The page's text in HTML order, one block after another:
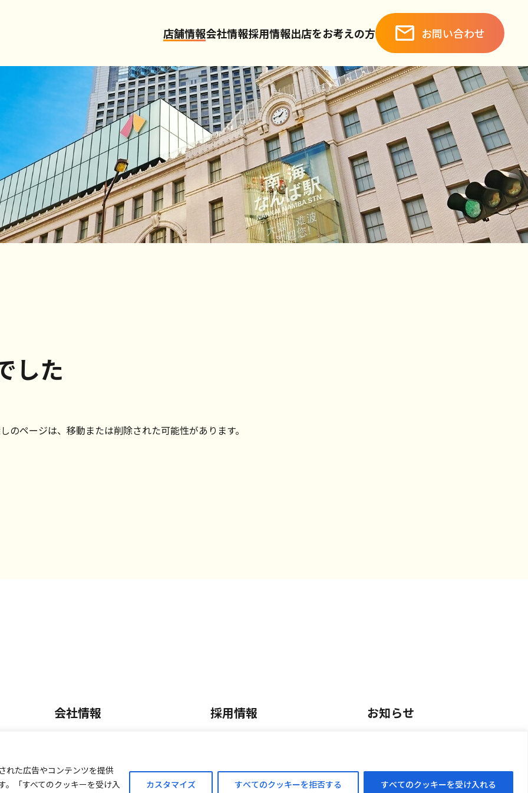
れた広告やコンテンツを提供
「すべてのクッキーを受け入
カスタマイズ すべてのクッキーを拒否する すべてのクッキーを受け入れる
店舗情報会社情報採用情報出店をお考えの方 お問い合わせ
した
のページは、移動または削除された可能性があります。
内
会社情報
事業内容
外商販売
採用情報 お知らせ